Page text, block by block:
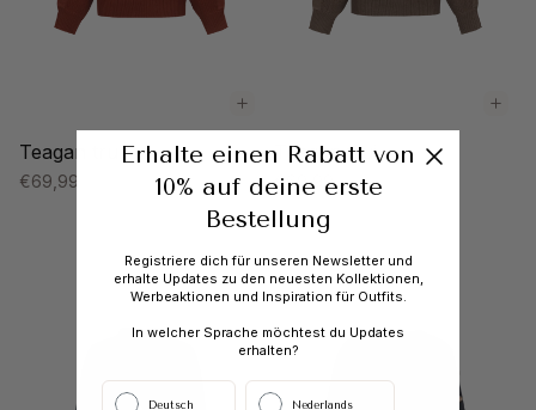
Teagan trui
€69,99
Teagan trui
€69,99
Erhalte einen Rabatt von
10% auf deine erste
Bestellung
Registriere dich für unseren Newsletter und
erhalte Updates zu den neuesten Kollektionen,
Werbeaktionen und Inspiration für Outfits.
In welcher Sprache möchtest du Updates
erhalten?
Deutsch Nederlands